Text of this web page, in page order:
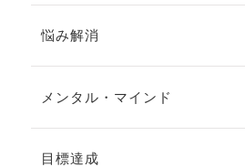
悩み解消
メンタル・マインド
目標達成